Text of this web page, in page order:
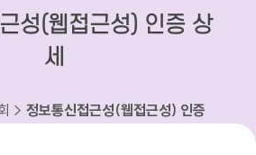
성(웹접근성) 인증 상
세
> 정보통신접근성(웹접근성) 인증